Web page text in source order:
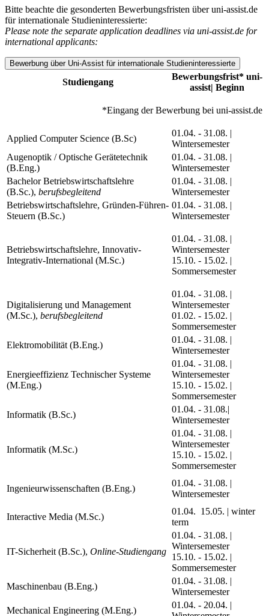
Bitte beachte die gesonderten Bewerbungsfristen über uni-assist.de
für internationale Studieninteressierte:
Please note the separate application deadlines via uni-assist.de for
international applicants:
Bewerbung über Uni-Assist für internationale Studieninteressierte
Studiengang
Bewerbungsfrist* uni-
assist| Beginn
*Eingang der Bewerbung bei uni-assist.de
Applied Computer Science (B.Sc)
01.04. - 31.08. |
Wintersemester
Augenoptik / Optische Gerätetechnik
(B.Eng.)
01.04. - 31.08. |
Wintersemester
Bachelor Betriebswirtschaftslehre
(B.Sc.), berufsbegleitend
01.04. - 31.08. |
Wintersemester
Betriebswirtschaftslehre, Gründen-Führen-
Steuern (B.Sc.)
01.04. - 31.08. |
Wintersemester
Betriebswirtschaftslehre, Innovativ-
Integrativ-International (M.Sc.)
01.04. - 31.08. |
Wintersemester
15.10. - 15.02. |
Sommersemester
Digitalisierung und Management
(M.Sc.), berufsbegleitend
01.04. - 31.08. |
Wintersemester
01.02. - 15.02. |
Sommersemester
Elektromobilität (B.Eng.)
01.04. - 31.08. |
Wintersemester
Energieeffizienz Technischer Systeme
(M.Eng.)
01.04. - 31.08. |
Wintersemester
15.10. - 15.02. |
Sommersemester
Informatik (B.Sc.)
01.04. - 31.08.|
Wintersemester
Informatik (M.Sc.)
01.04. - 31.08. |
Wintersemester
15.10. - 15.02. |
Sommersemester
Ingenieurwissenschaften (B.Eng.)
01.04. - 31.08. |
Wintersemester
Interactive Media (M.Sc.)
01.04. 15.05. | winter
term
IT-Sicherheit (B.Sc.), Online-Studiengang
01.04. - 31.08. |
Wintersemester
15.10. - 15.02. |
Sommersemester
Maschinenbau (B.Eng.)
01.04. - 31.08. |
Wintersemester
Mechanical Engineering (M.Eng.)
01.04. - 20.04. |